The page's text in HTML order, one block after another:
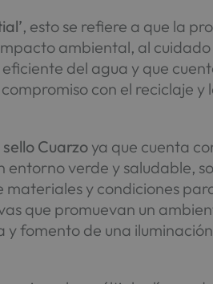
, esto se refiere a que la
ambiental, al cuidado
del agua y que
con el reciclaje y
Cuarzo ya que cuenta
verde y saludable,
y condiciones
que promuevan un
fomento de una